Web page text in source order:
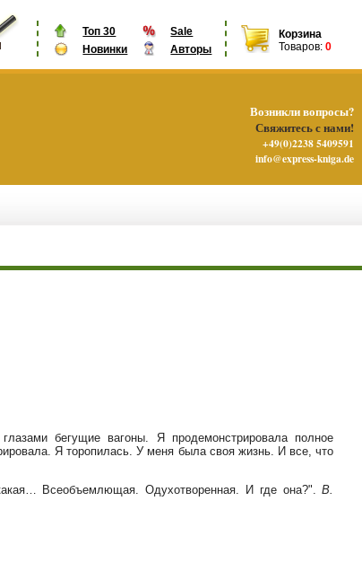
Топ 30
Sale
Новинки
Авторы
Корзина
Товаров: 0
бегущие вагоны. Я продемонстрировала полное
Я торопилась. У меня была своя жизнь. И все, что
Всеобъемлющая. Одухотворенная. И где она?".В.
Возникли вопросы?
Свяжитесь с нами!
+49(0)2238 5409591
info@express-kniga.de